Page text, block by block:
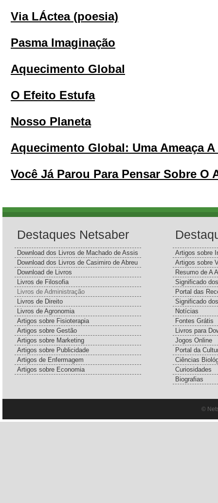
Via LÁctea (poesia)
Pasma Imaginação
Aquecimento Global
O Efeito Estufa
Nosso Planeta
Aquecimento Global: Uma Ameaça A
Você Já Parou Para Pensar Sobre O
Destaques Netsaber
Download dos Livros de Machado de Assis
Download dos Livros de Casimiro de Abreu
Download de Livros
Livros de Filosofia
Livros de Administração
Livros de Direito
Livros de Agronomia
Artigos sobre Fisioterapia
Artigos sobre Gestão
Artigos sobre Marketing
Artigos sobre Publicidade
Artigos de Enfermagem
Artigos sobre Economia
Artigos sobre
Artigos sobre
Resumo de A
Significado
Portal das
Significado
Notícias
Fontes Grátis
Livros para
Jogos Online
Portal da
Ciências
Curiosidades
Biografias
©